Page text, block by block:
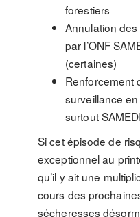
forestiers
Annulation
par l’ONF
(certaines)
Renforcement
surveillance
surtout
Si cet épisode de
exceptionnel au
qu’il y ait une
cours des
sécheresses